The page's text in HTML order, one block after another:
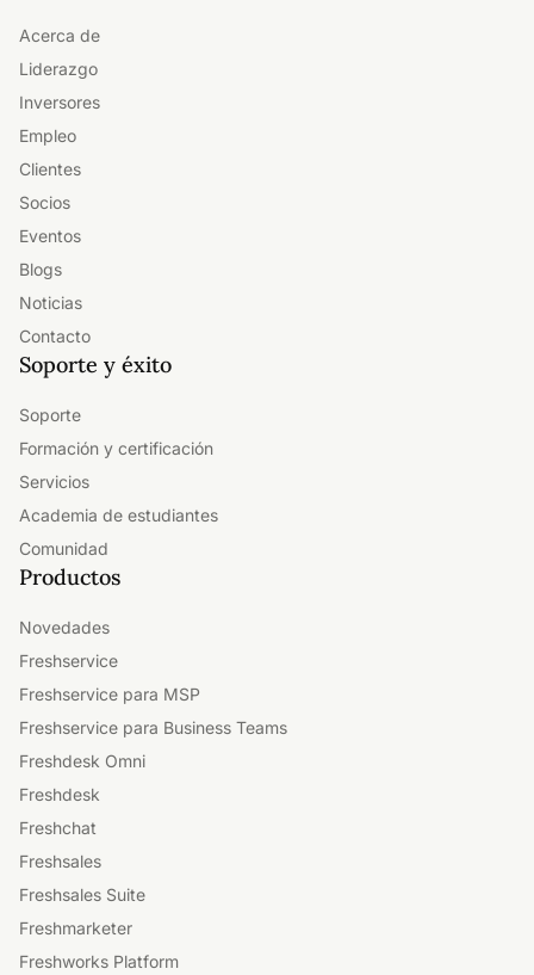
Acerca de
Liderazgo
Inversores
Empleo
Clientes
Socios
Eventos
Blogs
Noticias
Contacto
Soporte y éxito
Soporte
Formación y certificación
Servicios
Academia de estudiantes
Comunidad
Productos
Novedades
Freshservice
Freshservice para MSP
Freshservice para Business Teams
Freshdesk Omni
Freshdesk
Freshchat
Freshsales
Freshsales Suite
Freshmarketer
Freshworks Platform